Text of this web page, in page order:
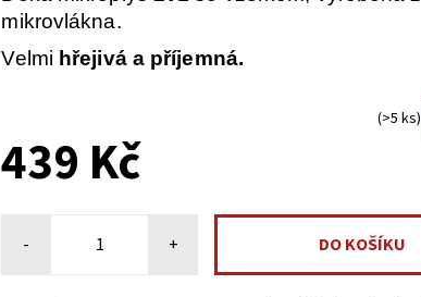
mikrovlákna.
Velmi hřejivá a příjemná.
(>5 ks)
439 Kč
- +